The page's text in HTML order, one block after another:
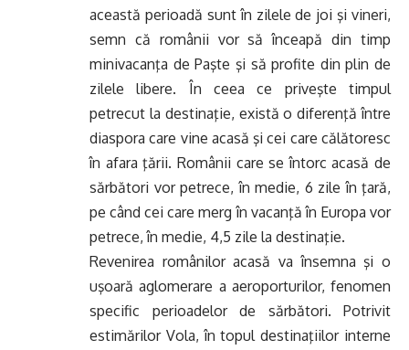
această perioadă sunt în zilele de joi şi vineri,
semn că românii vor să înceapă din timp
minivacanţa de Paşte şi să profite din plin de
zilele libere. În ceea ce priveşte timpul
petrecut la destinaţie, există o diferenţă între
diaspora care vine acasă şi cei care călătoresc
în afara ţării. Românii care se întorc acasă de
sărbători vor petrece, în medie, 6 zile în ţară,
pe când cei care merg în vacanţă în Europa vor
petrece, în medie, 4,5 zile la destinaţie.
Revenirea românilor acasă va însemna şi o
uşoară aglomerare a aeroporturilor, fenomen
specific perioadelor de sărbători. Potrivit
estimărilor Vola, în topul destinaţiilor interne